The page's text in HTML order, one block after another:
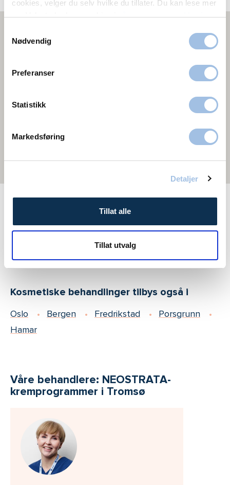
cookies, velger du selv hvilke du tillater. Du kan lese mer
om Volvats bruk av cookies ivår personvernerklæring.
Nødvendig
Preferanser
Statistikk
Markedsføring
Detaljer
Tillat alle
Tillat utvalg
Fredrikstad
Hamar
Kosmetiske behandlinger tilbys også i
Oslo Bergen Fredrikstad
Porsgrunn
Hamar
Våre behandlere: NEOSTRATA-
kremprogrammer i Tromsø